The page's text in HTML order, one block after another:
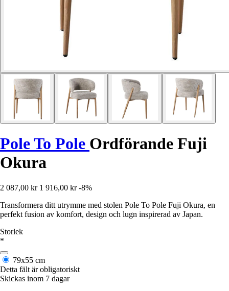
Pole To Pole Ordförande Fuji
Okura
2 087,00 kr 1 916,00 kr -8%
Transformera ditt utrymme med stolen Pole To Pole Fuji Okura, en
perfekt fusion av komfort, design och lugn inspirerad av Japan.
Storlek
*
79x55 cm
Detta fält är obligatoriskt
Skickas inom 7 dagar